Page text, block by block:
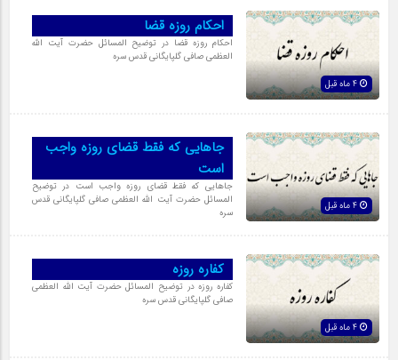
احکام روزه قضا
احکام روزه قضا در توضیح المسائل حضرت آیت الله
العظمی صافی گلپایگانی قدس سره
جاهایى که فقط قضاى روزه واجب
است
جاهایى که فقط قضاى روزه واجب است در توضیح
المسائل حضرت آیت الله العظمی صافی گلپایگانی قدس
سره
کفاره روزه
کفاره روزه در توضیح المسائل حضرت آیت الله العظمی
صافی گلپایگانی قدس سره